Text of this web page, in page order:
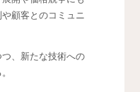
顧客とのコミュニ
、新たな技術への